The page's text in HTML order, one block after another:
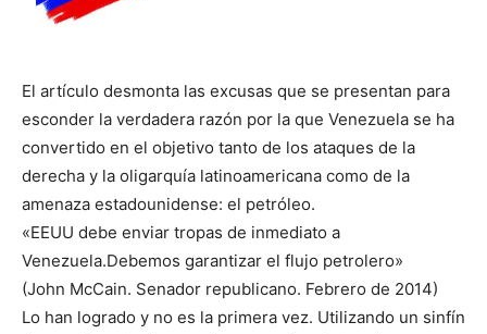
El artículo desmonta las excusas que se presentan para
esconder la verdadera razón por la que Venezuela se ha
convertido en el objetivo tanto de los ataques de la
derecha y la oligarquía latinoamericana como de la
amenaza estadounidense: el petróleo.
«EEUU debe enviar tropas de inmediato a
Venezuela.Debemos garantizar el flujo petrolero»
(John McCain. Senador republicano. Febrero de 2014)
Lo han logrado y no es la primera vez. Utilizando un sinfín